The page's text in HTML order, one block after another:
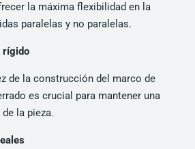
la máxima flexibilidad en la
paralelas y no paralelas.
rígido
de la construcción del marco de
es crucial para mantener una
la pieza.